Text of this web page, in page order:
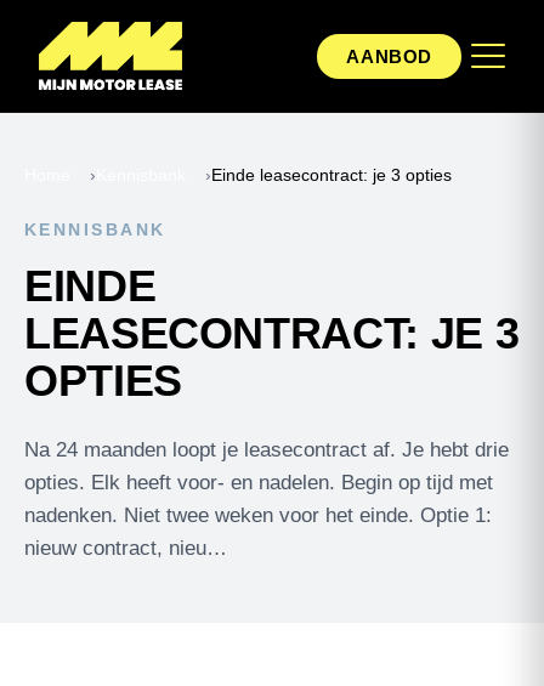
AANBOD
› ›Einde leasecontract: je 3 opties
KENNISBANK
EINDE
LEASECONTRACT: JE 3
OPTIES
Na 24 maanden loopt je leasecontract af. Je hebt drie
opties. Elk heeft voor- en nadelen. Begin op tijd met
nadenken. Niet twee weken voor het einde. Optie 1:
nieuw contract, nieu…